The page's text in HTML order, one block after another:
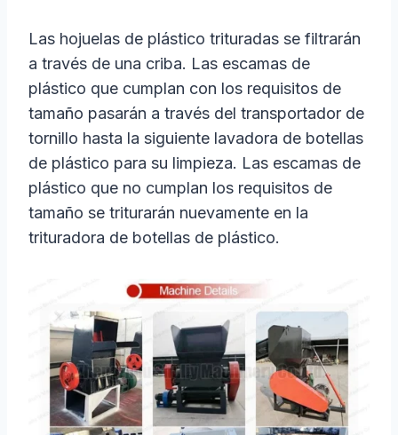
Las hojuelas de plástico trituradas se filtrarán
a través de una criba. Las escamas de
plástico que cumplan con los requisitos de
tamaño pasarán a través del transportador de
tornillo hasta la siguiente lavadora de botellas
de plástico para su limpieza. Las escamas de
plástico que no cumplan los requisitos de
tamaño se triturarán nuevamente en la
trituradora de botellas de plástico.